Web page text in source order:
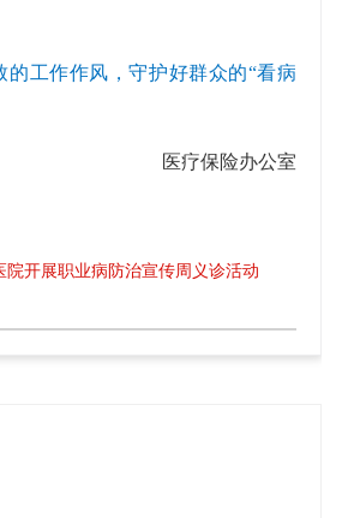
工作作风，守护好群众的“看病
医疗保险办公室
开展职业病防治宣传周义诊活动